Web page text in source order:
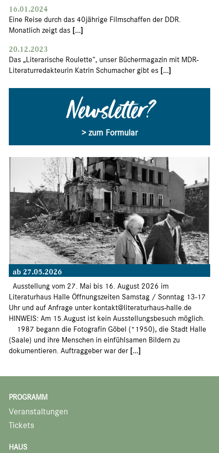
16.01.2024
Eine Reise durch das 40jährige Filmschaffen der DDR.
Monatlich zeigt das [...]
20.12.2023
Das „Literarische Roulette“, unser Büchermagazin mit MDR-
Literaturredakteurin Katrin Schumacher gibt es [...]
Newsletter?
> zum Formular
ab 27.05.2026
Ausstellung vom 27. Mai bis 16. August 2026 im
Literaturhaus Halle Öffnungszeiten Samstag / Sonntag 13-17
Uhr und auf Anfrage unter kontakt@literaturhaus-halle.de
HINWEIS: Am 15.August ist kein Ausstellungsbesuch möglich.
1987 begann die Fotografin Göbel (*1950), die Stadt Halle
(Saale) und ihre Menschen in einfühlsamen Bildern zu
dokumentieren. Auftraggeber war der [...]
PROGRAMM
Veranstaltungen
Tickets
HAUS